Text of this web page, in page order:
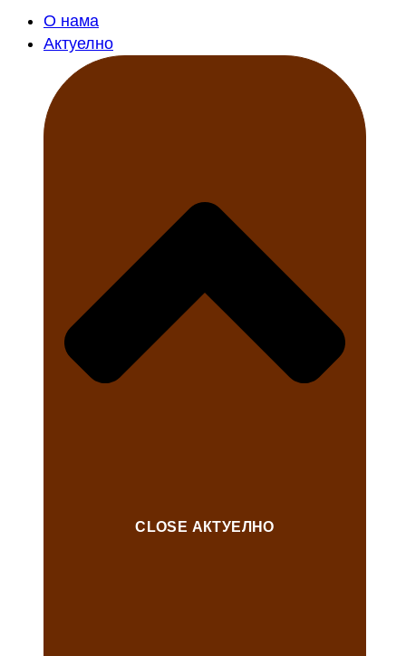
О нама
Актуелно
CLOSE АКТУЕЛНО